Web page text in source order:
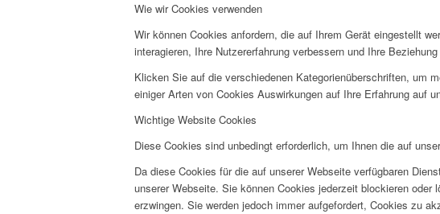
Wie wir Cookies verwenden
Wir können Cookies anfordern, die auf Ihrem Gerät eingestellt
interagieren, Ihre Nutzererfahrung verbessern und Ihre
Klicken Sie auf die verschiedenen Kategorienüberschriften, um
einiger Arten von Cookies Auswirkungen auf Ihre Erfahrung auf
Wichtige Website Cookies
Diese Cookies sind unbedingt erforderlich, um Ihnen die auf
Da diese Cookies für die auf unserer Webseite verfügbaren
unserer Webseite. Sie können Cookies jederzeit blockieren
erzwingen. Sie werden jedoch immer aufgefordert, Cookies zu